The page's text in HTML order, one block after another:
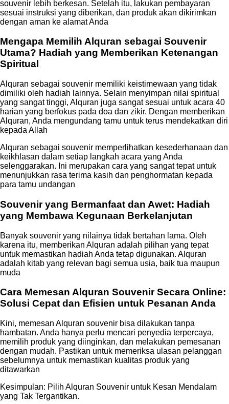
souvenir lebih berkesan. Setelah itu, lakukan pembayaran
sesuai instruksi yang diberikan, dan produk akan dikirimkan
dengan aman ke alamat Anda
Mengapa Memilih Alquran sebagai Souvenir
Utama? Hadiah yang Memberikan Ketenangan
Spiritual
Alquran sebagai souvenir memiliki keistimewaan yang tidak
dimiliki oleh hadiah lainnya. Selain menyimpan nilai spiritual
yang sangat tinggi, Alquran juga sangat sesuai untuk acara 40
harian yang berfokus pada doa dan zikir. Dengan memberikan
Alquran, Anda mengundang tamu untuk terus mendekatkan diri
kepada Allah
Alquran sebagai souvenir memperlihatkan kesederhanaan dan
keikhlasan dalam setiap langkah acara yang Anda
selenggarakan. Ini merupakan cara yang sangat tepat untuk
menunjukkan rasa terima kasih dan penghormatan kepada
para tamu undangan
Souvenir yang Bermanfaat dan Awet: Hadiah
yang Membawa Kegunaan Berkelanjutan
Banyak souvenir yang nilainya tidak bertahan lama. Oleh
karena itu, memberikan Alquran adalah pilihan yang tepat
untuk memastikan hadiah Anda tetap digunakan. Alquran
adalah kitab yang relevan bagi semua usia, baik tua maupun
muda
Cara Memesan Alquran Souvenir Secara Online:
Solusi Cepat dan Efisien untuk Pesanan Anda
Kini, memesan Alquran souvenir bisa dilakukan tanpa
hambatan. Anda hanya perlu mencari penyedia terpercaya,
memilih produk yang diinginkan, dan melakukan pemesanan
dengan mudah. Pastikan untuk memeriksa ulasan pelanggan
sebelumnya untuk memastikan kualitas produk yang
ditawarkan
Kesimpulan: Pilih Alquran Souvenir untuk Kesan Mendalam
yang Tak Tergantikan.